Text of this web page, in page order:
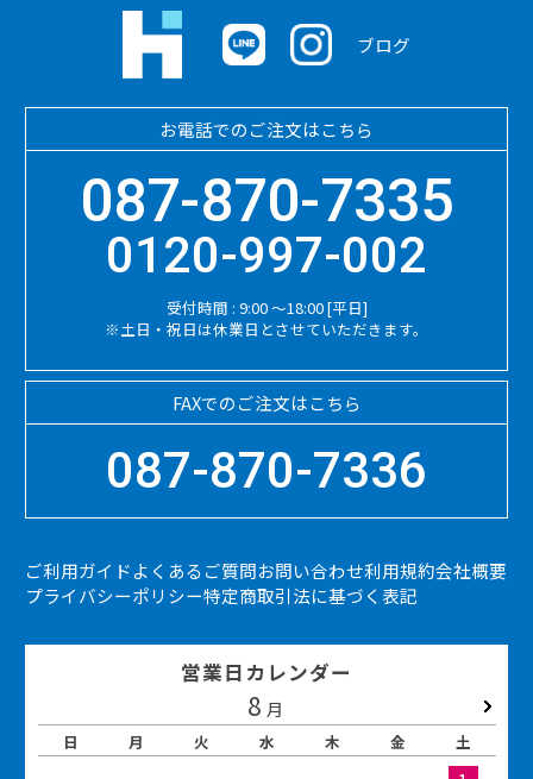
ブログ
お電話でのご注文はこちら
087-870-7335
0120-997-002
受付時間 : 9:00 ～18:00 [平日]
※土日・祝日は休業日とさせていただきます。
FAXでのご注文はこちら
087-870-7336
ご利用ガイドよくあるご質問お問い合わせ利用規約会社概要
プライバシーポリシー特定商取引法に基づく表記
営業日カレンダー
8 月
日 月 火 水 木 金 土